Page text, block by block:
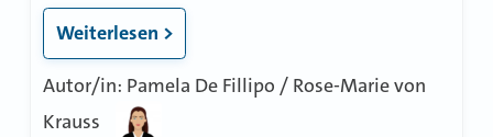
Weiterlesen >
Autor/in: Pamela De Fillipo / Rose-Marie von
Krauss